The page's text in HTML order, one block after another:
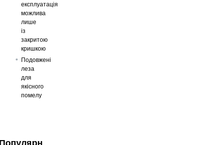
експлуатація
можлива
лише
із
закритою
кришкою
Подовжені
леза
для
якісного
помелу